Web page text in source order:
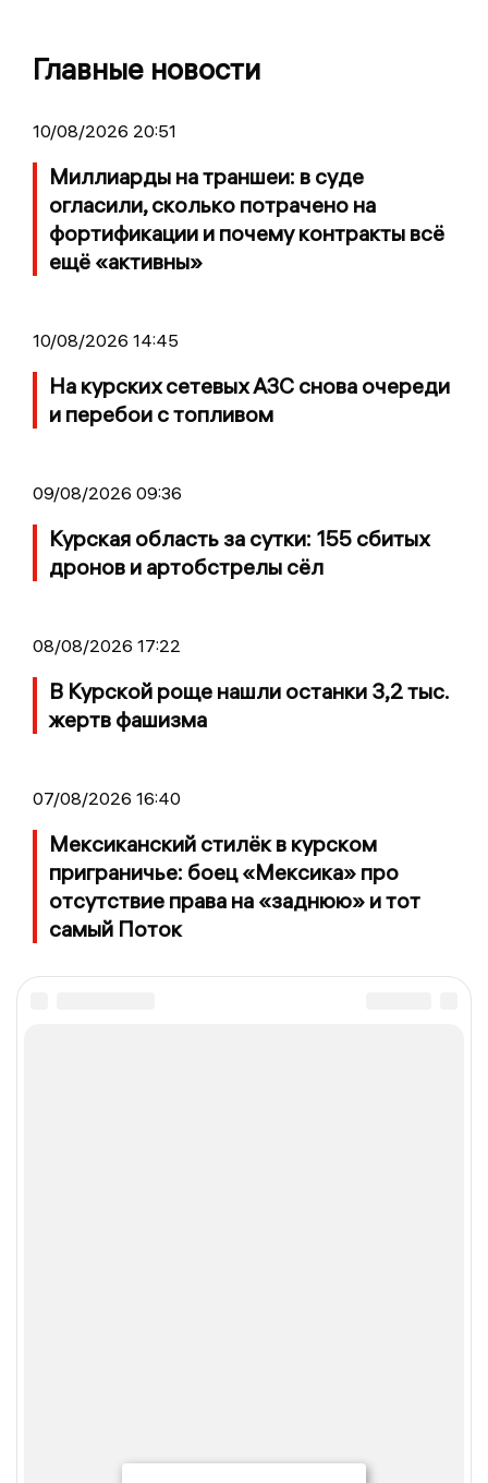
Главные новости
10/08/2026 20:51
Миллиарды на траншеи: в суде
огласили, сколько потрачено на
фортификации и почему контракты всё
ещё «активны»
10/08/2026 14:45
На курских сетевых АЗС снова очереди
и перебои с топливом
09/08/2026 09:36
Курская область за сутки: 155 сбитых
дронов и артобстрелы сёл
08/08/2026 17:22
В Курской роще нашли останки 3,2 тыс.
жертв фашизма
07/08/2026 16:40
Мексиканский стилёк в курском
приграничье: боец «Мексика» про
отсутствие права на «заднюю» и тот
самый Поток